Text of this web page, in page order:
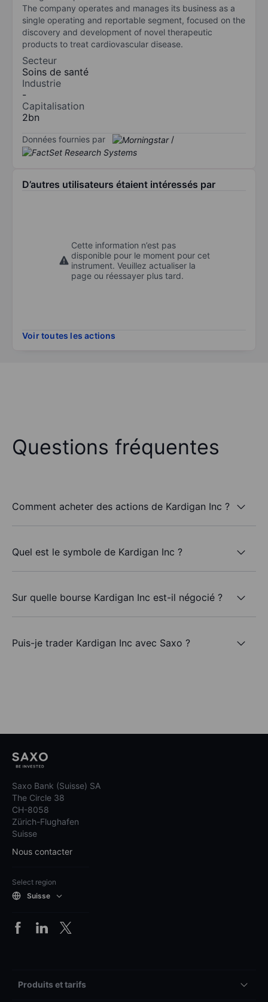
The company operates and manages its business as a
single operating and reportable segment, focused on the
discovery and development of novel therapeutic
products to treat cardiovascular disease.
Secteur
Soins de santé
Industrie
-
Capitalisation
2bn
Données fournies par /
D’autres utilisateurs étaient intéressés par
Cette information n’est pas
disponible pour le moment pour cet
instrument. Veuillez actualiser la
page ou réessayer plus tard.
Voir toutes les actions
Questions fréquentes
Comment acheter des actions de Kardigan Inc ?
Quel est le symbole de Kardigan Inc ?
Sur quelle bourse Kardigan Inc est-il négocié ?
Puis-je trader Kardigan Inc avec Saxo ?
Saxo Bank (Suisse) SA
The Circle 38
CH-8058
Zürich-Flughafen
Suisse
Nous contacter
Select region
Suisse
Produits et tarifs